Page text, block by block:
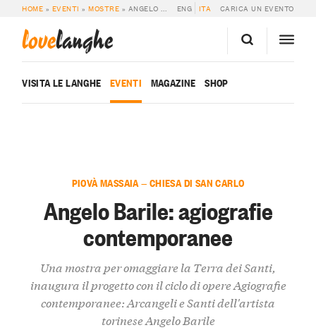
HOME » EVENTI »MOSTRE » ANGELO BARILE: AGIOGRAFIE CONTEMPORANEE ENG ITA CARICA UN EVENTO
lovelanghe
VISITA LE LANGHE EVENTI MAGAZINE SHOP
PIOVÀ MASSAIA — CHIESA DI SAN CARLO
Angelo Barile: agiografie
contemporanee
Una mostra per omaggiare la Terra dei Santi,
inaugura il progetto con il ciclo di opere Agiografie
contemporanee: Arcangeli e Santi dell'artista
torinese Angelo Barile